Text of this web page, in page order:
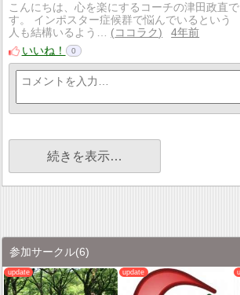
こんにちは、心を楽にするコーチの津田政直で
す。 インポスター症候群で悩んでいるという
人も結構いるよう…
ココラク
4年前
いいね！
0
続きを表示…
参加サークル(6)